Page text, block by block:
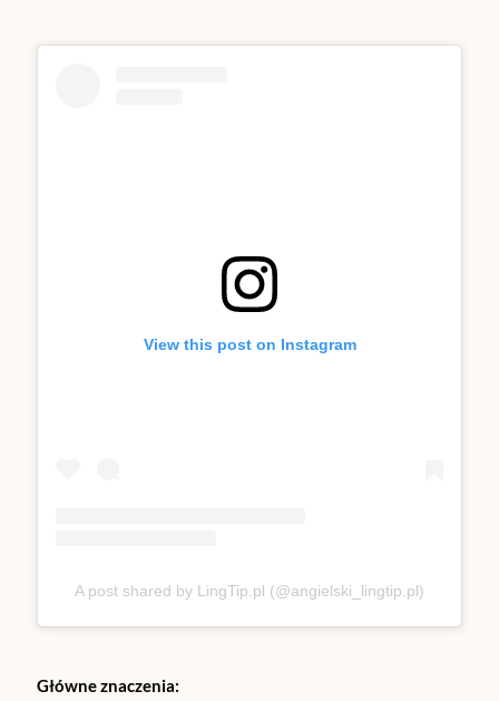
View this post on Instagram
A post shared by LingTip.pl (@angielski_lingtip.pl)
Główne znaczenia: